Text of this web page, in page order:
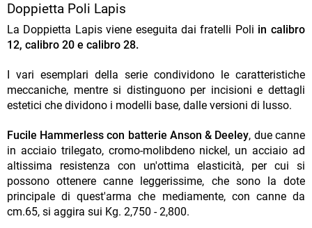
Doppietta Poli Lapis
La Doppietta Lapis viene eseguita dai fratelli Poli in calibro
12, calibro 20 e calibro 28.
I vari esemplari della serie condividono le caratteristiche
meccaniche, mentre si distinguono per incisioni e dettagli
estetici che dividono i modelli base, dalle versioni di lusso.
Fucile Hammerless con batterie Anson & Deeley, due canne
in acciaio trilegato, cromo-molibdeno nickel, un acciaio ad
altissima resistenza con un'ottima elasticità, per cui si
possono ottenere canne leggerissime, che sono la dote
principale di quest'arma che mediamente, con canne da
cm.65, si aggira sui Kg. 2,750 - 2,800.